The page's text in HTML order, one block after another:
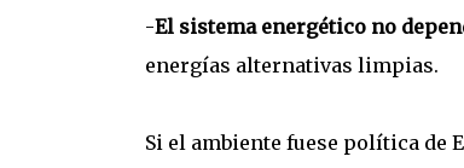
-El sistema energético no
energías alternativas limpias.
Si el ambiente fuese política de